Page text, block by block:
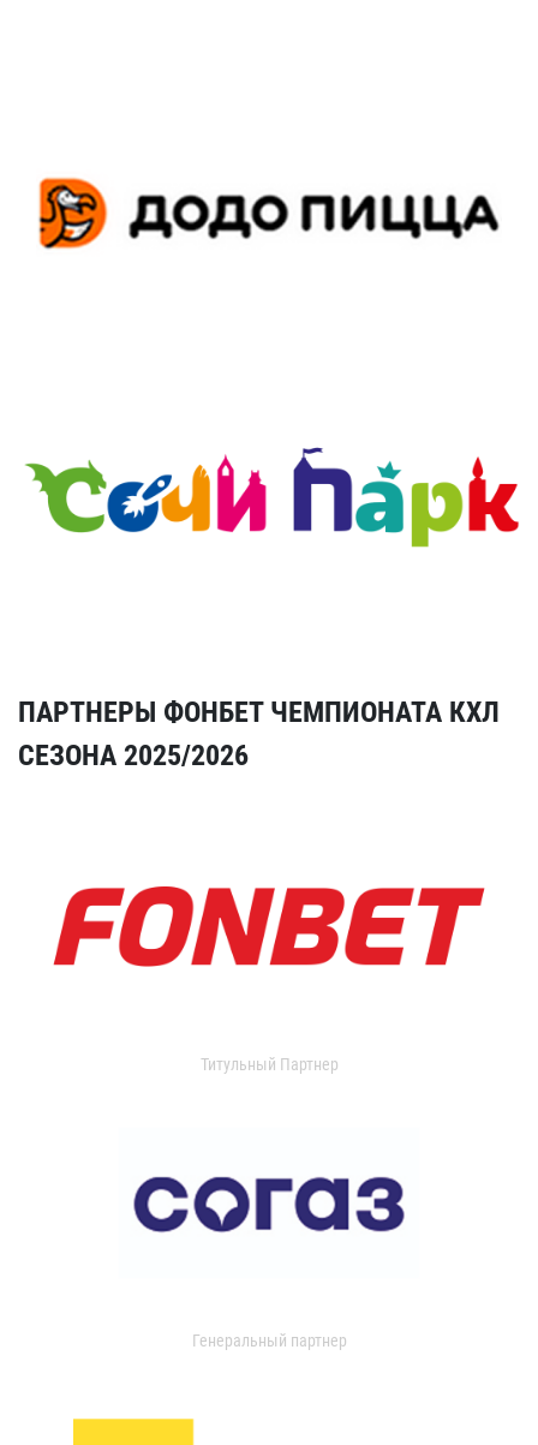
ПАРТНЕРЫ ФОНБЕТ ЧЕМПИОНАТА КХЛ
СЕЗОНА 2025/2026
Титульный Партнер
Генеральный партнер